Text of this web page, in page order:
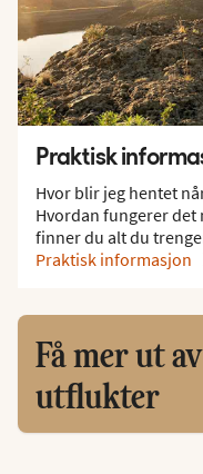
Praktisk
Hvor blir jeg hentet
Hvordan fungerer det
finner du alt du
Praktisk informasjon
Få mer ut
utflukter